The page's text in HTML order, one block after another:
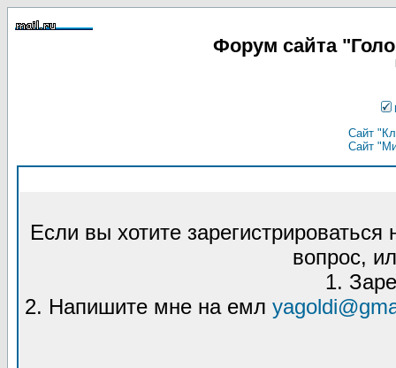
Форум сайта
Сайт
Сайт
Если вы хотите
вопрос,
1.
2. Напишите мне на емл